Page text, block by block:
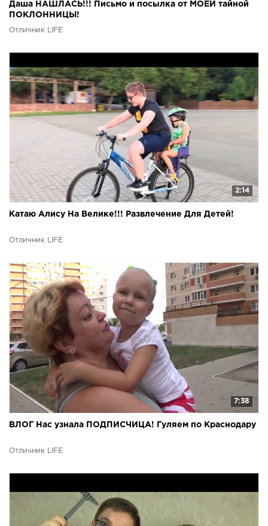
Даша НАШЛАСЬ!!! Письмо и посылка от МОЕЙ тайной
ПОКЛОННИЦЫ!
Отличник LIFE
2:14
Катаю Алису На Велике!!! Развлечение Для Детей!
Отличник LIFE
7:38
ВЛОГ Нас узнала ПОДПИСЧИЦА! Гуляем по Краснодару
Отличник LIFE